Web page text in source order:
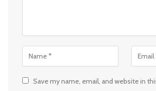
Save my name, email, and website in